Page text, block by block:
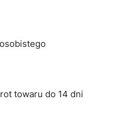
towaru do 14 dni